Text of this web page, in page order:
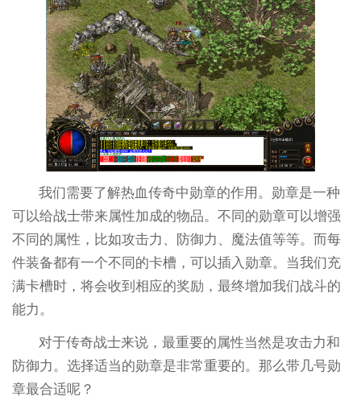
我们需要了解热血传奇中勋章的作用。勋章是一种
可以给战士带来属性加成的物品。不同的勋章可以增强
不同的属性，比如攻击力、防御力、魔法值等等。而每
件装备都有一个不同的卡槽，可以插入勋章。当我们充
满卡槽时，将会收到相应的奖励，最终增加我们战斗的
能力。
对于传奇战士来说，最重要的属性当然是攻击力和
防御力。选择适当的勋章是非常重要的。那么带几号勋
章最合适呢？